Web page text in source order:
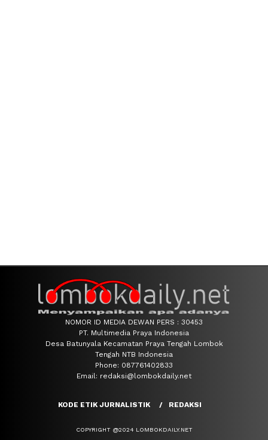
NOMOR ID MEDIA DEWAN PERS : 30453
PT. Multimedia Praya Indonesia
Desa Batunyala Kecamatan Praya Tengah Lombok
Tengah NTB Indonesia
Phone: 087761402833
Email: redaksi@lombokdaily.net
KODE ETIK JURNALISTIK REDAKSI
COPYRIGHT @2024 LOMBOKDAILY.NET